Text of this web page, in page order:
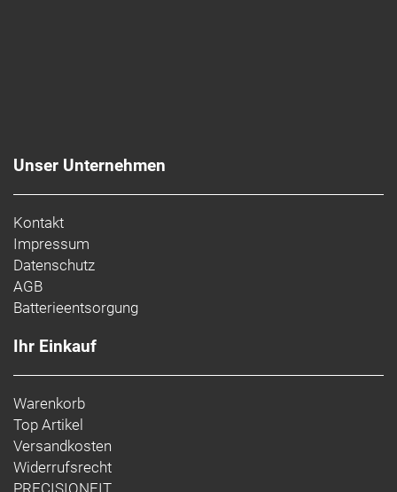
Unser Unternehmen
Kontakt
Impressum
Datenschutz
AGB
Batterieentsorgung
Ihr Einkauf
Warenkorb
Top Artikel
Versandkosten
Widerrufsrecht
PRECISIONFIT